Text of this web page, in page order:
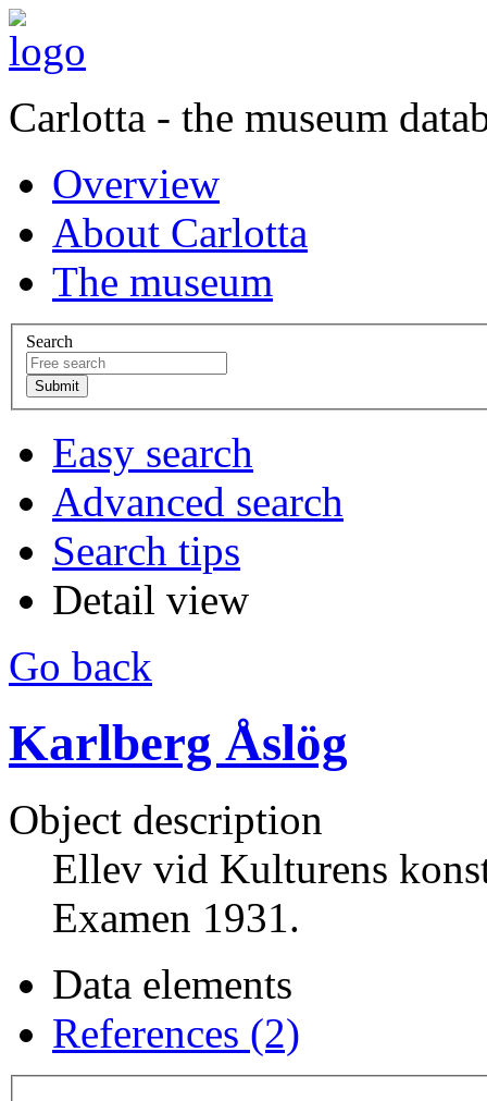
Carlotta - the museum
Overview
About Carlotta
The museum
Search
Easy search
Advanced search
Search tips
Detail view
Go back
Karlberg Åslög
Object description
Ellev vid Kulturens
Examen 1931.
Data elements
References (2)